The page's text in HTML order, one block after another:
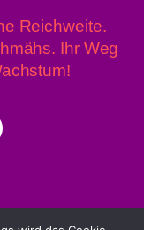
Reichweite.
Ihr Weg